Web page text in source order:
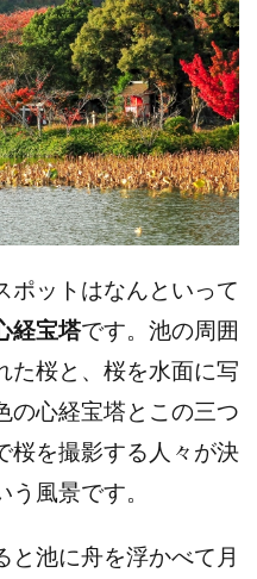
ポットはなんといって
経宝塔です。池の周囲
た桜と、桜を水面に写
の心経宝塔とこの三つ
桜を撮影する人々が決
風景です。
と池に舟を浮かべて月